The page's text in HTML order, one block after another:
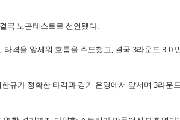
국 노콘테스트로 선언됐다.
격을 앞세워 흐름을 주도했고, 결국 3라운드 3-0
규가 정확한 타격과 경기 운영에서 앞서며 3라운